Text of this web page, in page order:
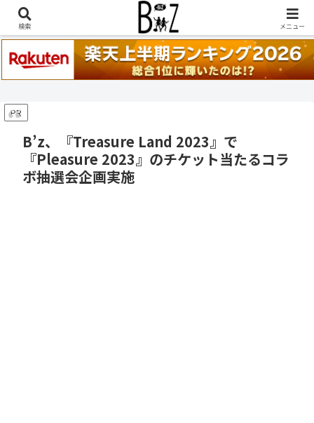
稲葉浩志『en-Zepp』『enⅣ』セトリ一覧はこちら
PR
B’z、『Treasure Land 2023』で
『Pleasure 2023』のチケット当たるコラ
ボ抽選会企画実施
検索 メニュー